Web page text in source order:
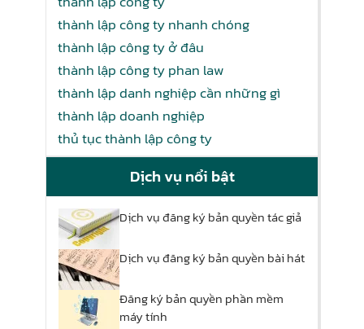
thành lập công ty nhanh chóng
thành lập công ty ở đâu
thành lập công ty phan law
thành lập danh nghiệp cần những gì
thành lập doanh nghiệp
thủ tục thành lập công ty
Dịch vụ nổi bật
Dịch vụ đăng ký bản quyền tác giả
Dịch vụ đăng ký bản quyền bài hát
Đăng ký bản quyền phần mềm
máy tính